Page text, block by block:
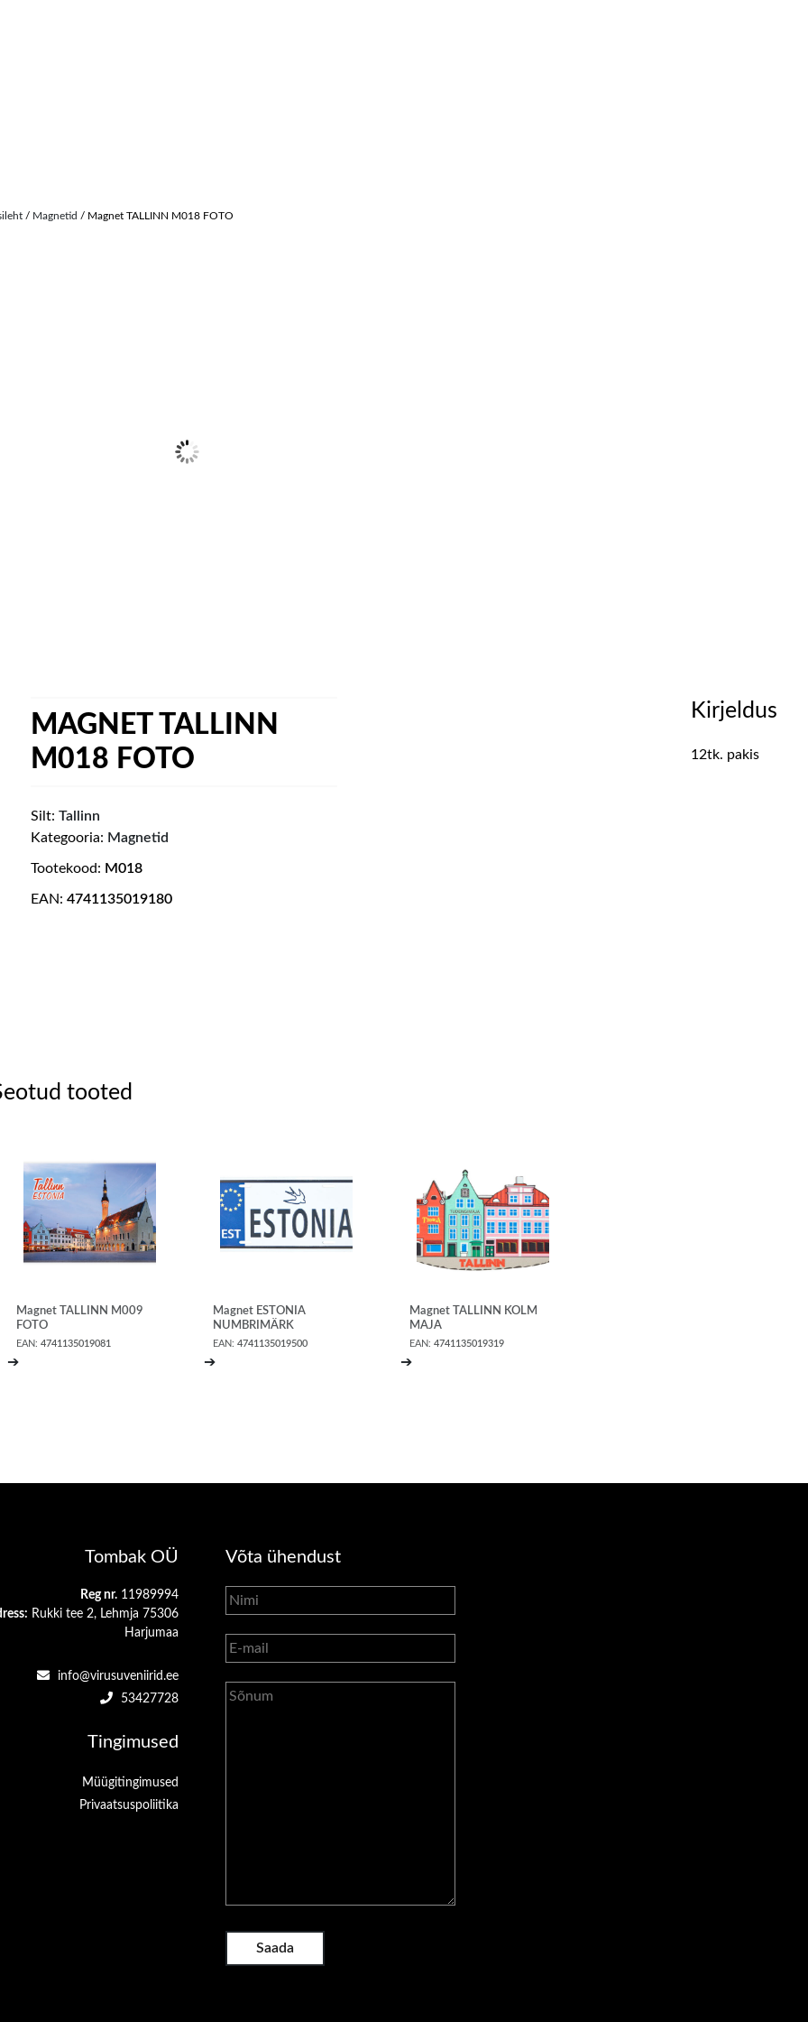
/ Magnetid / Magnet TALLINN M018 FOTO
MAGNET TALLINN
M018 FOTO
EAN: 4741135019180
Tootekood: M018
Kategooria: Magnetid
Silt: Tallinn
Kirjeldus
12tk. pakis
tooted
Magnet TALLINN M009
FOTO
EAN: 4741135019081
➔
Magnet ESTONIA
NUMBRIMÄRK
EAN: 4741135019500
➔
Magnet TALLINN KOLM
MAJA
EAN: 4741135019319
➔
Tombak OÜ
Reg nr. 11989994
Rukki tee 2, Lehmja 75306
Harjumaa
info@virusuveniirid.ee
53427728
Tingimused
Müügitingimused
Privaatsuspoliitika
Võta ühendust